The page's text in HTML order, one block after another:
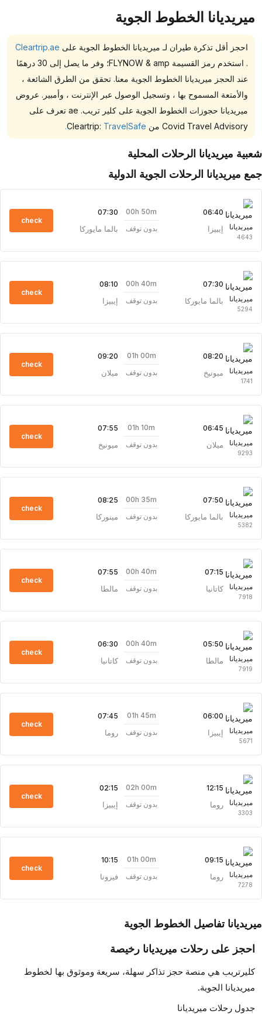
ميريديانا الخطوط الجوية
احجز أقل تذكرة طيران لـ ميريديانا الخطوط الجوية على Cleartrip.ae
. استخدم رمز القسيمة FLYNOW & amp؛ وفر ما يصل إلى 30 درهمًا
عند الحجز ميريديانا الخطوط الجوية معنا. تحقق من الطرق الشائعة ،
والأمتعة المسموح بها ، وتسجيل الوصول عبر الإنترنت ، وأمبير. عروض
ميريديانا حجوزات الخطوط الجوية على كلير تريب. ae تعرف على
Covid Travel Advisory من Cleartrip:
TravelSafe.
ميريديانا الرحلات المحلية
ميريديانا الرحلات الجوية الدولية
ميريديانا
4643
06:40
إيبيزا
00h 50m
بدون توقف
07:30
بالما مايوركا
check
ميريديانا
5294
07:30
بالما مايوركا
00h 40m
بدون توقف
08:10
إيبيزا
check
ميريديانا
1741
08:20
ميونيخ
01h 00m
بدون توقف
09:20
ميلان
check
ميريديانا
9293
06:45
ميلان
01h 10m
بدون توقف
07:55
ميونيخ
check
ميريديانا
5382
07:50
بالما مايوركا
00h 35m
بدون توقف
08:25
مينوركا
check
ميريديانا
7918
07:15
كاتانيا
00h 40m
بدون توقف
07:55
مالطا
check
ميريديانا
7919
05:50
مالطا
00h 40m
بدون توقف
06:30
كاتانيا
check
ميريديانا
5671
06:00
إيبيزا
01h 45m
بدون توقف
07:45
روما
check
ميريديانا
3303
12:15
روما
02h 00m
بدون توقف
02:15
إيبيزا
check
ميريديانا
7278
09:15
روما
01h 00m
بدون توقف
10:15
فيرونا
check
تفاصيل الخطوط الجوية
احجز على رحلات ميريديانا رخيصة
كليرتريب هي منصة حجز تذاكر سهلة، سريعة وموثوق بها لخطوط
ميريديانا الجوية.
جدول رحلات ميريديانا